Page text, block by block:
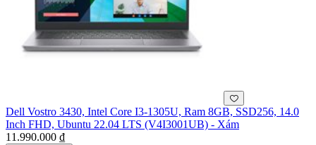
Dell Vostro 3430, Intel Core I3-1305U, Ram 8GB, SSD256, 14.0
Inch FHD, Ubuntu 22.04 LTS (V4I3001UB) - Xám
11.990.000 ₫